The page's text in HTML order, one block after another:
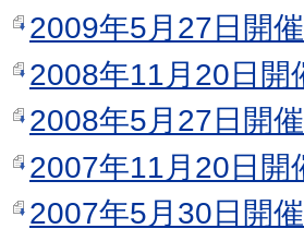
2009年5月27日開
2008年11月20日開
2008年5月27日開
2007年11月20日開
2007年5月30日開